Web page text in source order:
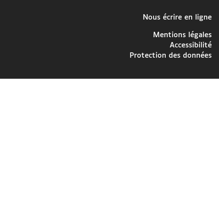
Nous écrire en ligne
Mentions légales
Accessibilité
Protection des données